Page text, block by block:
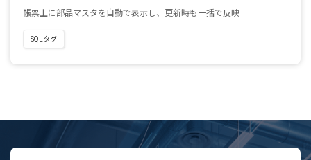
帳票上に部品マスタを自動で表示し、更新時も一括で反映
SQLタグ